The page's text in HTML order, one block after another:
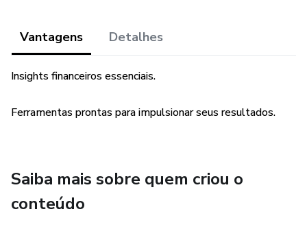
Planilhas Essenciais:
Ponto de Equilíbrio: Descubra o ponto onde receitas e
Markup para Serviços: Determine preços competitivos e
rentáveis.
Vantagens Detalhes
Insights financeiros essenciais.
Ferramentas prontas para impulsionar seus resultados.
Saiba mais sobre quem criou o
conteúdo